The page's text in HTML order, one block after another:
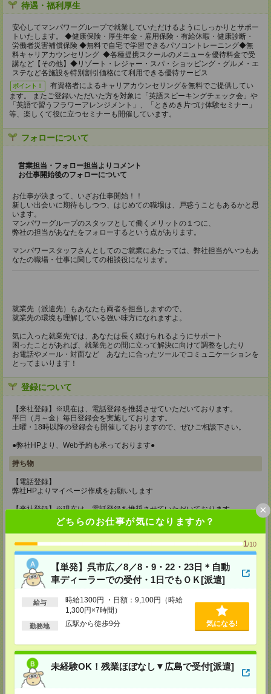
どちらのお仕事が気になりますか？
1/10
【単発】呉市広／8／8・9・22・23日＊自動
車ディーラーでの受付・1日でもＯＫ[派遣]
給与
時給1300円 ・日額：9,100円（時給
1,300円×7時間）
勤務地 広駅から徒歩9分 気になる!
未経験OK！残業ほぼなし▼広島で受付[派遣]
×
待遇・福利厚生
安心してマンパワーグループで就業していただけるようにしっかりとサポー
トいたします。 ◆健康保険・厚生年金・雇用保険・有給休暇・健康診断・
労働者災害補償保険 ◆無料で自宅で学習できるパソコントレーニング◆無
料キャリアカウンセリング ◆各種提携スクールのメニューを優待料金で受
講など【その他】◆リゾート・レジャー・スパ・ショッピング・グルメ・エ
ステなど各施設を特別割引価格にて利用できる優待サービス
ポイント！
有資格者によるキャリアカウンセリングを無料でご提供してい
ます。 またご登録いただいた方を対象に「英語スピーキングチェック会」や
「英語で習うフラワーアレンジメント」、「ときめき片づけ体験セミナー」
等、楽しくて役に立つセミナーも開催しています。
フォローについて
営業担当・フォロー担当よりコメント
お仕事開始後のフォローについて
お仕事が決まって、いざお仕事開始！！
新しい出会いに期待もしつつ、はじめての職場は、戸惑うこともあるかと思
います。
マンパワーグループのスタッフとして働くメリットの１つに、
弊社の担当があなたをフォローするという点があります。
マンパワースタッフさんとしてのご就業にあたっては、弊社担当がいつもあ
なたの職場・仕事に関しての相談役になります。
就業先（派遣先）もあなたも両者を担当しますので、
就業先の環境も理解している強い味方になれますよ。
気に入った就業先では、あなたは長く続けられるようにサポート
困ったことがあれば、就業先との間に立って解決に向けて調整をしたり
お電話やメール・対面など あなたに合ったツールでコミュニケーションを
とってまいります！
登録について
【来社登録】※現在は、電話登録を推奨させていただいております。
平日（月～金）毎日登録会を実施しております。
土曜・18時以降の登録会も開催しておりますので、ぜひご相談下さい。
●弊社HPより、Web予約も承っております●
持ち物
【電話登録】
弊社HPよりマイページ作成をお願いします
【来社登録】※現在は、電話登録を推奨させていただいております。
・免許証など本人確認書類
・職務経歴書
※履歴書、写真は不要です！
所要時間
【電話登録】30分程度
・経験やご希望などをインタビュー
・お仕事のご紹介など
【来社登録】約1.5～2時間＊経験・ご希望による
・ガイダンス
・スキルチェック
・お仕事のご紹介
登録場所